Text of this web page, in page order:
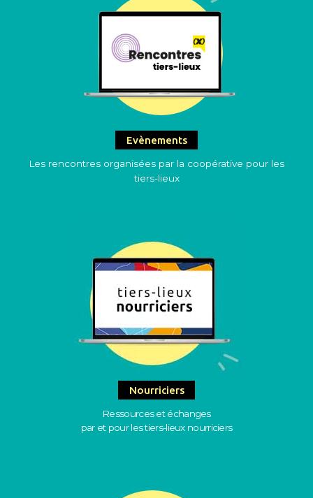
Evènements
Les rencontres organisées par la coopérative pour les
tiers-lieux
Nourriciers
Ressources et échanges
par et pour les tiers-lieux nourriciers